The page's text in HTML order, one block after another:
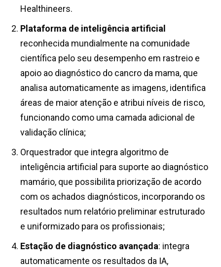
Healthineers.
Plataforma de inteligência artificial
reconhecida mundialmente na comunidade
científica pelo seu desempenho em rastreio e
apoio ao diagnóstico do cancro da mama, que
analisa automaticamente as imagens, identifica
áreas de maior atenção e atribui níveis de risco,
funcionando como uma camada adicional de
validação clínica;
Orquestrador que integra algoritmo de
inteligência artificial para suporte ao diagnóstico
mamário, que possibilita priorização de acordo
com os achados diagnósticos, incorporando os
resultados num relatório preliminar estruturado
e uniformizado para os profissionais;
Estação de diagnóstico avançada: integra
automaticamente os resultados da IA,